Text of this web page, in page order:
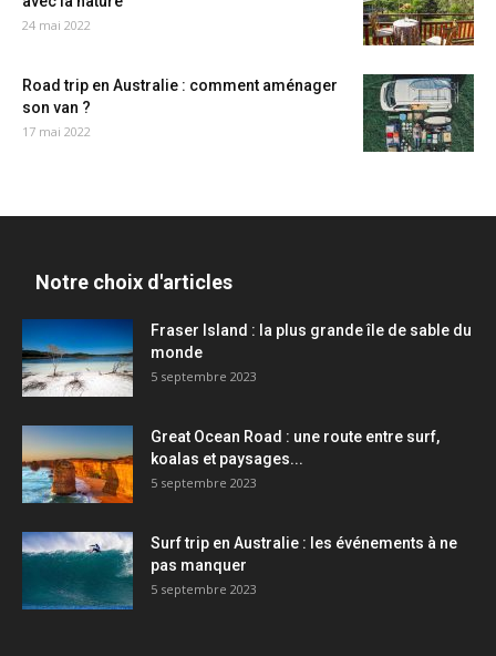
24 mai 2022
Road trip en Australie : comment aménager
son van ?
17 mai 2022
Notre choix d'articles
Fraser Island : la plus grande île de sable du
monde
5 septembre 2023
Great Ocean Road : une route entre surf,
koalas et paysages...
5 septembre 2023
Surf trip en Australie : les événements à ne
pas manquer
5 septembre 2023